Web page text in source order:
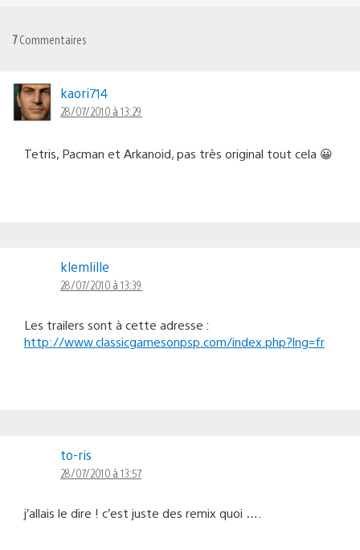
7Commentaires
kaori714
28/07/2010 à 13:29
Tetris, Pacman et Arkanoid, pas très original tout cela 😀
klemlille
28/07/2010 à 13:39
Les trailers sont à cette adresse :
http://www.classicgamesonpsp.com/index.php?lng=fr
to-ris
28/07/2010 à 13:57
j’allais le dire ! c’est juste des remix quoi ….